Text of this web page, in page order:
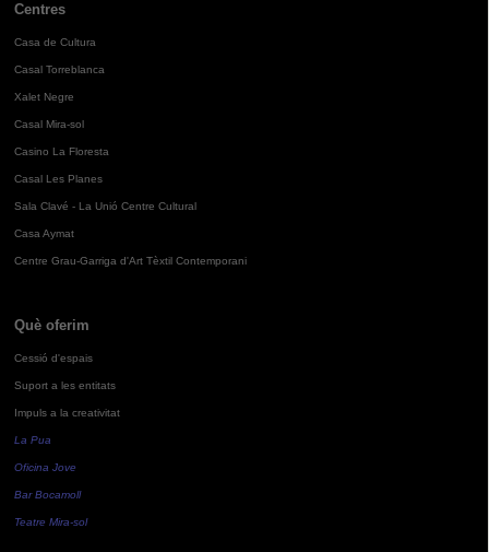
Centres
Casa de Cultura
Casal Torreblanca
Xalet Negre
Casal Mira-sol
Casino La Floresta
Casal Les Planes
Sala Clavé - La Unió Centre Cultural
Casa Aymat
Centre Grau-Garriga d'Art Tèxtil Contemporani
Què oferim
Cessió d'espais
Suport a les entitats
Impuls a la creativitat
La Pua
Oficina Jove
Bar Bocamoll
Teatre Mira-sol